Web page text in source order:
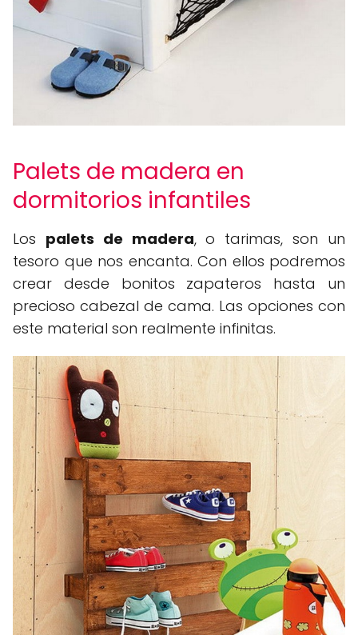
Palets de madera en
dormitorios infantiles
Los palets de madera, o tarimas, son un
tesoro que nos encanta. Con ellos podremos
crear desde bonitos zapateros hasta un
precioso cabezal de cama. Las opciones con
este material son realmente infinitas.